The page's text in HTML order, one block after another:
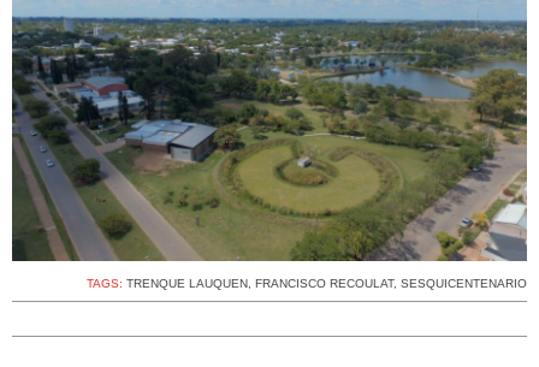
TAGS: TRENQUE LAUQUEN, FRANCISCO RECOULAT, SESQUICENTENARIO